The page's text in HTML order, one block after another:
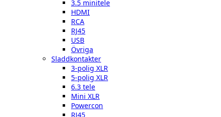
3.5 minitele
HDMI
RCA
RJ45
USB
Övriga
Sladdkontakter
3-polig XLR
5-polig XLR
6.3 tele
Mini XLR
Powercon
RJ45